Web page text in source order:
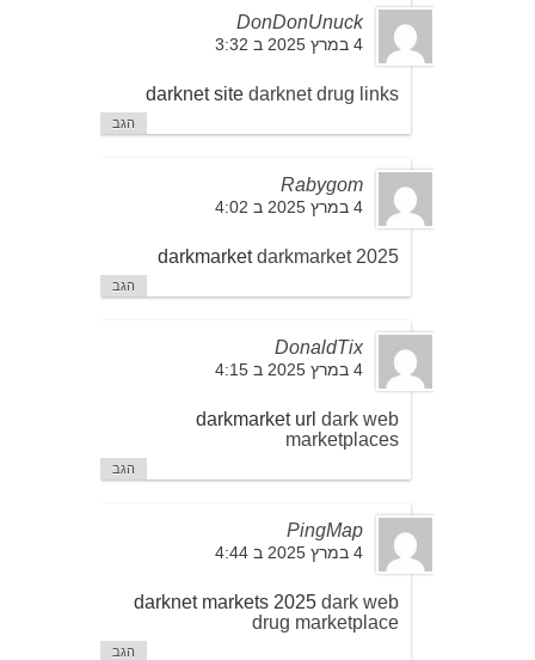
DonDonUnuck
4 במרץ 2025 ב 3:32
darknet site darknet drug links
הגב
Rabygom
4 במרץ 2025 ב 4:02
darkmarketdarkmarket 2025
הגב
DonaldTix
4 במרץ 2025 ב 4:15
darkmarket url dark web
marketplaces
הגב
PingMap
4 במרץ 2025 ב 4:44
darknet markets 2025 dark web
drug marketplace
הגב